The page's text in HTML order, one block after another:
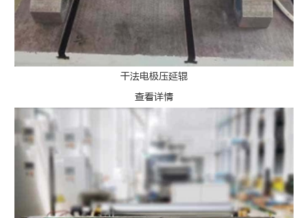
干法电极压延辊
查看详情